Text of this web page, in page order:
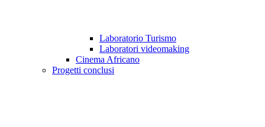
Laboratorio Turismo
Laboratori videomaking
Cinema Africano
Progetti conclusi